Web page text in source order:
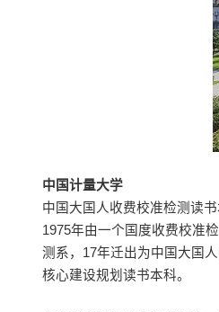
中国计量大学
中国大国人收费校准检测读
1975年由一个国度收费校准
测系，17年迁出为中国大国
核心建设规划读书本科。